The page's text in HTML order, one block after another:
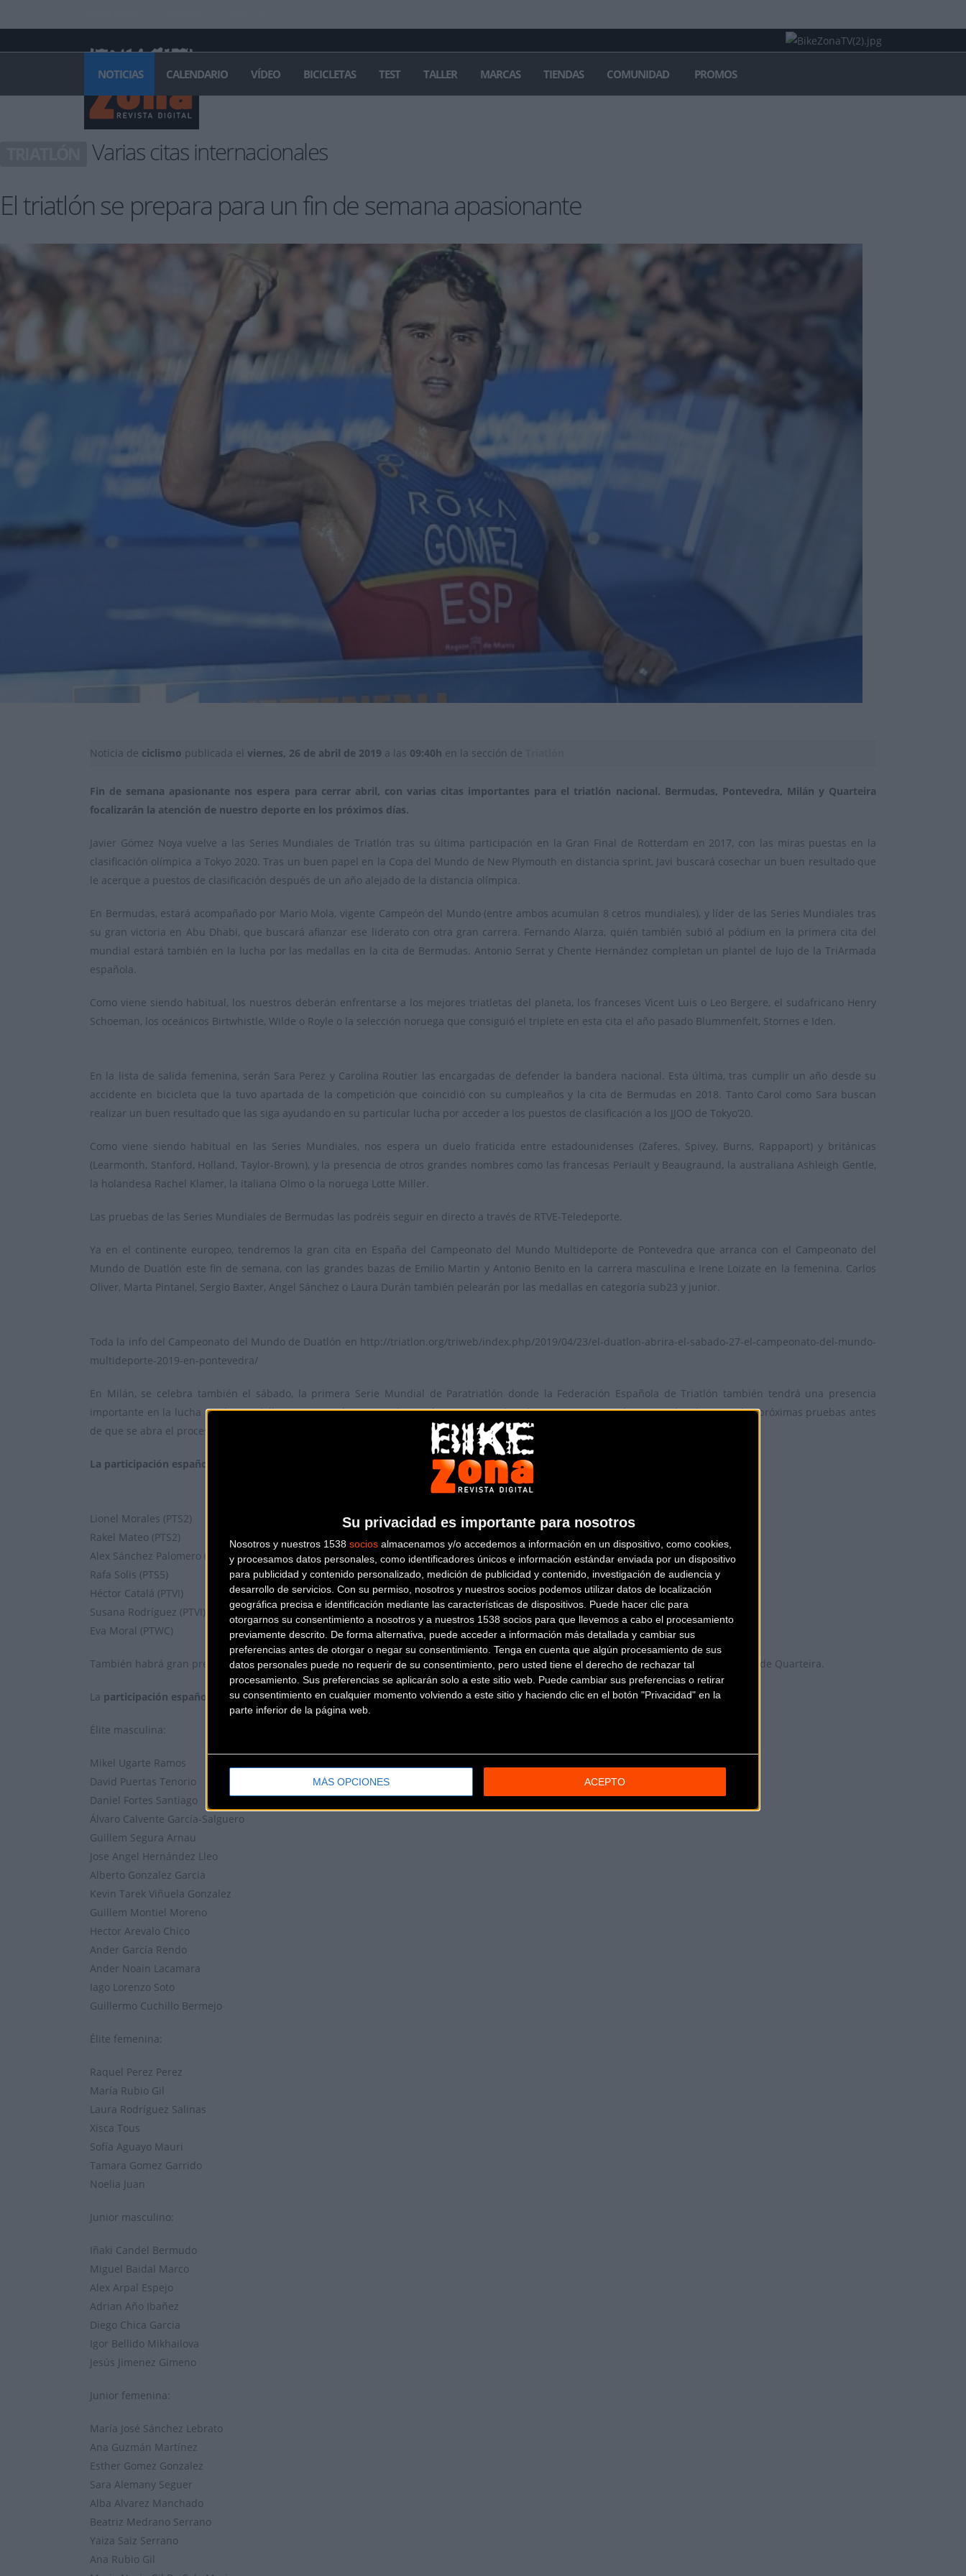
Su privacidad es importante para nosotros
Nosotros y nuestros 1538 socios almacenamos y/o accedemos a información en un dispositivo, como cookies,
y procesamos datos personales, como identificadores únicos e información estándar enviada por un dispositivo
para publicidad y contenido personalizado, medición de publicidad y contenido, investigación de audiencia y
desarrollo de servicios. Con su permiso, nosotros y nuestros socios podemos utilizar datos de localización
geográfica precisa e identificación mediante las características de dispositivos. Puede hacer clic para
otorgarnos su consentimiento a nosotros y a nuestros 1538 socios para que llevemos a cabo el procesamiento
previamente descrito. De forma alternativa, puede acceder a información más detallada y cambiar sus
preferencias antes de otorgar o negar su consentimiento. Tenga en cuenta que algún procesamiento de sus
datos personales puede no requerir de su consentimiento, pero usted tiene el derecho de rechazar tal
procesamiento. Sus preferencias se aplicarán solo a este sitio web. Puede cambiar sus preferencias o retirar
su consentimiento en cualquier momento volviendo a este sitio y haciendo clic en el botón "Privacidad" en la
parte inferior de la página web.
MÁS OPCIONES ACEPTO
NOTICIAS CALENDARIO VÍDEO BICICLETAS TEST TALLER MARCAS TIENDAS COMUNIDAD PROMOS
Varias citas internacionales
El triatlón se prepara para un fin de semana apasionante
Noticia de ciclismo publicada el viernes, 26 de abril de 2019 a las 09:40h en la sección de
Fin de semana apasionante nos espera para cerrar abril, con varias citas importantes para el triatlón nacional. Bermudas, Pontevedra, Milán y Quarteira
focalizarán la atención de nuestro deporte en los próximos días.
Javier Gómez Noya vuelve a las Series Mundiales de Triatlón tras su última participación en la Gran Final de Rotterdam en 2017, con las miras puestas en la
clasificación olímpica a Tokyo 2020. Tras un buen papel en la Copa del Mundo de New Plymouth en distancia sprint, Javi buscará cosechar un buen resultado que
le acerque a puestos de clasificación después de un año alejado de la distancia olímpica.
En Bermudas, estará acompañado por Mario Mola, vigente Campeón del Mundo (entre ambos acumulan 8 cetros mundiales), y líder de las Series Mundiales tras
su gran victoria en Abu Dhabi, que buscará afianzar ese liderato con otra gran carrera. Fernando Alarza, quién también subió al pódium en la primera cita del
mundial estará también en la lucha por las medallas en la cita de Bermudas. Antonio Serrat y Chente Hernández completan un plantel de lujo de la TriArmada
española.
Como viene siendo habitual, los nuestros deberán enfrentarse a los mejores triatletas del planeta, los franceses Vicent Luis o Leo Bergere, el sudafricano Henry
Schoeman, los oceánicos Birtwhistle, Wilde o Royle o la selección noruega que consiguió el triplete en esta cita el año pasado Blummenfelt, Stornes e Iden.
En la lista de salida femenina, serán Sara Perez y Carolina Routier las encargadas de defender la bandera nacional. Esta última, tras cumplir un año desde su
accidente en bicicleta que la tuvo apartada de la competición que coincidió con su cumpleaños y la cita de Bermudas en 2018. Tanto Carol como Sara buscan
realizar un buen resultado que las siga ayudando en su particular lucha por acceder a los puestos de clasificación a los JJOO de Tokyo’20.
Como viene siendo habitual en las Series Mundiales, nos espera un duelo fraticida entre estadounidenses (Zaferes, Spivey, Burns, Rappaport) y británicas
(Learmonth, Stanford, Holland, Taylor-Brown), y la presencia de otros grandes nombres como las francesas Periault y Beaugraund, la australiana Ashleigh Gentle,
la holandesa Rachel Klamer, la italiana Olmo o la noruega Lotte Miller.
Las pruebas de las Series Mundiales de Bermudas las podréis seguir en directo a través de RTVE-Teledeporte.
Ya en el continente europeo, tendremos la gran cita en España del Campeonato del Mundo Multideporte de Pontevedra que arranca con el Campeonato del
Mundo de Duatlón este fin de semana, con las grandes bazas de Emilio Martin y Antonio Benito en la carrera masculina e Irene Loizate en la femenina. Carlos
Oliver, Marta Pintanel, Sergio Baxter, Angel Sánchez o Laura Durán también pelearán por las medallas en categoría sub23 y junior.
Toda la info del Campeonato del Mundo de Duatlón en http://triatlon.org/triweb/index.php/2019/04/23/el-duatlon-abrira-el-sabado-27-el-campeonato-del-mundo-
multideporte-2019-en-pontevedra/
En Milán, se celebra también el sábado, la primera Serie Mundial de Paratriatlón donde la Federación Española de Triatlón también tendrá una presencia
importante en la lucha por las medallas. Nuestros deportistas buscarán puntos en el ranking ITU para estar bien situados de cara a las próximas pruebas antes
de que se abra el proceso de clasificación a los Juegos Paralímpicos.
La participación española en WPS Milán será:
Lionel Morales (PTS2)
Rakel Mateo (PTS2)
Alex Sánchez Palomero (PTS4)
Rafa Solis (PTS5)
Héctor Catalá (PTVI)
Susana Rodríguez (PTVI)
Eva Moral (PTWC)
También habrá gran presencia española en una de las citas más habituales y esperadas de nuestros jóvenes triatletas, la Copa de Europa de Quarteira.
La participación española será muy numerosa tanto en categoría junior como élite.
Élite masculina:
Mikel Ugarte Ramos
David Puertas Tenorio
Daniel Fortes Santiago
Álvaro Calvente García-Salguero
Guillem Segura Arnau
Jose Angel Hernández Lleo
Alberto Gonzalez Garcia
Kevin Tarek Viñuela Gonzalez
Guillem Montiel Moreno
Hector Arevalo Chico
Ander García Rendo
Ander Noain Lacamara
Iago Lorenzo Soto
Guillermo Cuchillo Bermejo
Élite femenina:
Raquel Perez Perez
María Rubio Gil
Laura Rodríguez Salinas
Xisca Tous
Sofía Aguayo Mauri
Tamara Gomez Garrido
Noelia Juan
Junior masculino:
Iñaki Candel Bermudo
Miguel Baidal Marco
Alex Arpal Espejo
Adrian Año Ibañez
Diego Chica Garcia
Igor Bellido Mikhailova
Jesús Jimenez Gimeno
Junior femenina:
María José Sánchez Lebrato
Ana Guzmán Martínez
Esther Gomez Gonzalez
Sara Alemany Seguer
Alba Alvarez Manchado
Beatriz Medrano Serrano
Yaiza Saiz Serrano
Ana Rubio Gil